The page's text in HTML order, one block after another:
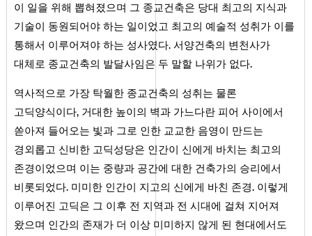
이 일을 위해 뽑혀졌으며 그 종교건축은 당대 최고의 지식과
기술이 동원되어야 하는 일이었고 최고의 예술적 성취가 이를
통해서 이루어져야 하는 성사였다. 서양건축의 변천사가
대체로 종교건축의 발달사임은 두 말할 나위가 없다.
역사적으로 가장 탁월한 종교건축의 성취는 물론
고딕양식이다, 거대한 높이의 벽과 가느다란 피어 사이에서
쏟아져 들어오는 빛과 그로 인한 교교한 음영이 만드는
경외롭고 신비한 고딕성당은 인간이 신에게 바치는 최고의
존경이었으며 이는 중량과 공간에 대한 건축가의 승리에서
비롯되었다. 미미한 인간이 지고의 신에게 바친 존경. 이렇게
이루어진 고딕은 그 이후 전 지역과 전 시대에 걸쳐 지어져
왔으며 인간의 존재가 더 이상 미미하지 않게 된 현대에서도